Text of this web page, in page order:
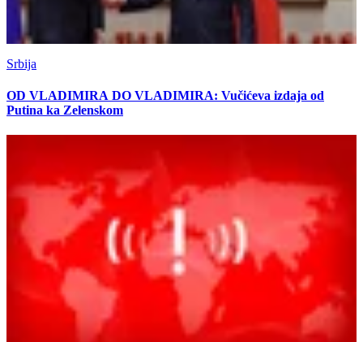
Srbija
OD VLADIMIRA DO VLADIMIRA: Vučićeva izdaja od
Putina ka Zelenskom